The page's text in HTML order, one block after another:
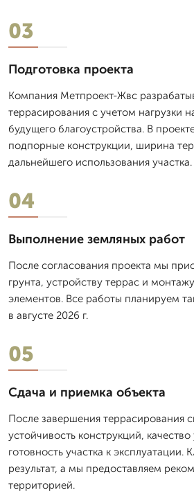
03
Подготовка проекта
Компания Метпроект-Жвс
террасирования с учетом нагрузки
будущего благоустройства. В
подпорные конструкции, ширина
дальнейшего использования участка.
04
Выполнение земляных работ
После согласования проекта мы
грунта, устройству террас и
элементов. Все работы планируем
в августе 2026 г.
05
Сдача и приемка объекта
После завершения террасирования
устойчивость конструкций,
готовность участка к эксплуатации.
результат, а мы предоставляем
территорией.